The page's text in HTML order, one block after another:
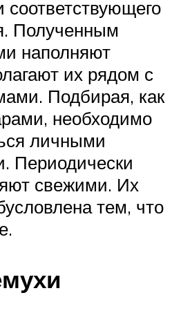
Полученным
наполняют
их рядом с
Подбирая, как
необходимо
личными
Периодически
свежими. Их
тем, что